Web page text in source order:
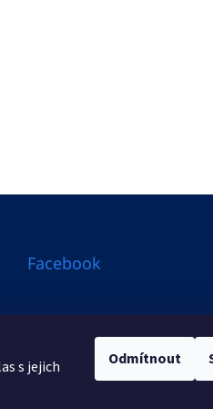
s jejich
Odmítnout
Facebook